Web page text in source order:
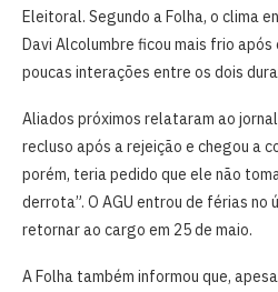
Eleitoral. Segundo a Folha, o clima
Davi Alcolumbre ficou mais frio
poucas interações entre os dois
Aliados próximos relataram ao
recluso após a rejeição e chegou a
porém, teria pedido que ele não
derrota”. O AGU entrou de férias no
retornar ao cargo em 25 de maio.
A Folha também informou que,